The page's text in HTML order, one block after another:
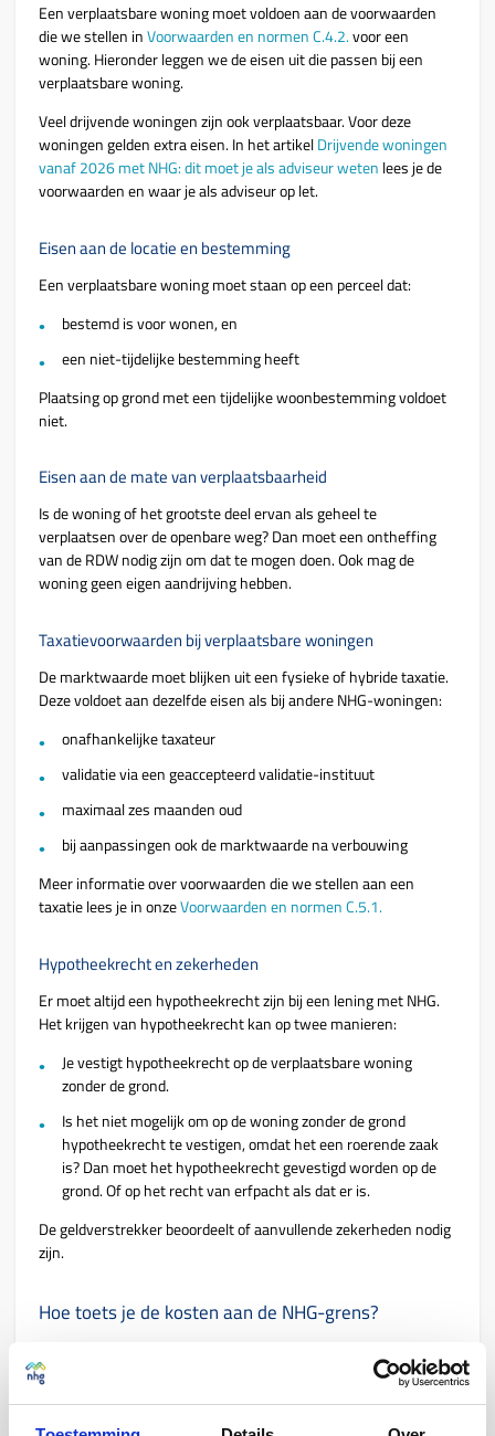
Een verplaatsbare woning moet voldoen aan de voorwaarden
die we stellen inVoorwaarden en normen C.4.2.voor een
woning. Hieronder leggen we de eisen uit die passen bij een
verplaatsbare woning.
Veel drijvende woningen zijn ook verplaatsbaar. Voor deze
woningen gelden extra eisen. In het artikelDrijvende woningen
vanaf 2026 met NHG: dit moet je als adviseur weten lees je de
voorwaarden en waar je als adviseur op let.
Eisen aan de locatie en bestemming
Een verplaatsbare woning moet staan op een perceel dat:
bestemd is voor wonen, en
een niet-tijdelijke bestemming heeft
Plaatsing op grond met een tijdelijke woonbestemming voldoet
niet.
Eisen aan de mate van verplaatsbaarheid
Is de woning of het grootste deel ervan als geheel te
verplaatsen over de openbare weg? Dan moet een ontheffing
van de RDW nodig zijn om dat te mogen doen. Ook mag de
woning geen eigen aandrijving hebben.
Taxatievoorwaarden bij verplaatsbare woningen
De marktwaarde moet blijken uit een fysieke of hybride taxatie.
Deze voldoet aan dezelfde eisen als bij andere NHG-woningen:
onafhankelijke taxateur
validatie via een geaccepteerd validatie-instituut
maximaal zes maanden oud
bij aanpassingen ook de marktwaarde na verbouwing
Meer informatie over voorwaarden die we stellen aan een
taxatie lees je in onzeVoorwaarden en normen C.5.1.
Hypotheekrecht en zekerheden
Er moet altijd een hypotheekrecht zijn bij een lening met NHG.
Het krijgen van hypotheekrecht kan op twee manieren:
Je vestigt hypotheekrecht op de verplaatsbare woning
zonder de grond.
Is het niet mogelijk om op de woning zonder de grond
hypotheekrecht te vestigen, omdat het een roerende zaak
is? Dan moet het hypotheekrecht gevestigd worden op de
grond. Of op het recht van erfpacht als dat er is.
De geldverstrekker beoordeelt of aanvullende zekerheden nodig
zijn.
Hoe toets je de kosten aan de NHG-grens?
moeten onder de NHG-grens vallen en aan de voorwaarden